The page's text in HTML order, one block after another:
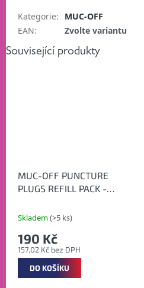
Kategorie:
MUC-OFF
EAN: Zvolte variantu
Související produkty
MUC-OFF PUNCTURE
PLUGS REFILL PACK -
na opravu plášťů
Skladem(>5 ks)
157,02 Kč bez DPH
190 Kč
DO KOŠÍKU